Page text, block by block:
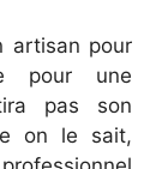
artisan pour
pour une
pas son
on le sait,